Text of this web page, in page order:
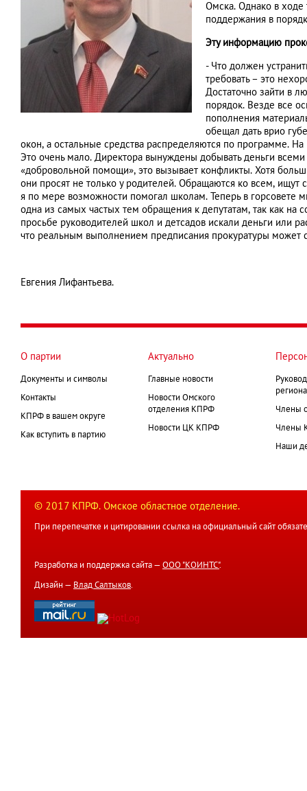
Омска. Однако в ходе
поддержания в
Эту информацию
- Что должен
требовать – это
Достаточно зайти в
порядок. Везде все
пополнения
обещал дать врио
окон, а остальные средства распределяются по программе.
Это очень мало. Директора вынуждены добывать деньги
«добровольной помощи», это вызывает конфликты. Хотя
они просят не только у родителей. Обращаются ко всем, ищут
я по мере возможности помогал школам. Теперь в горсовете
одна из самых частых тем обращения к депутатам, так как на
просьбе руководителей школ и детсадов искали деньги или
что реальным выполнением предписания прокуратуры может
Евгения Лифантьева.
О партии
Документы и символы
Контакты
КПРФ в вашем округе
Как вступить в партию
Актуально
Главные новости
Новости Омского
отделения КПРФ
Новости ЦК КПРФ
Члены
Члены
Наши
© 2017 КПРФ. Омское областное отделение.
При перепечатке и цитировании ссылка на официальный сайт
Разработка и поддержка сайта — ООО "КОИНТС".
Дизайн — Влад Салтыков.